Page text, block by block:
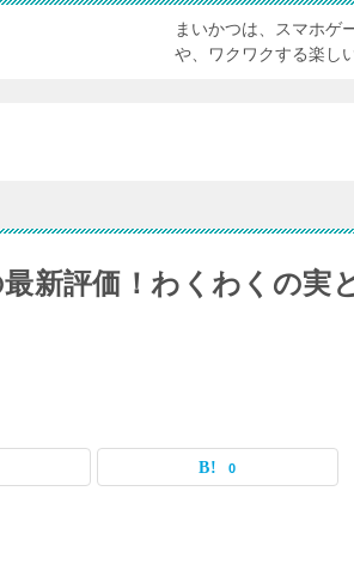
まいかつは、スマホゲ
や、ワクワクする楽し
新評価！わくわくの実
0